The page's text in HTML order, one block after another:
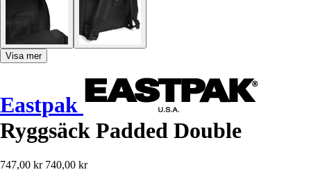
Visa mer
Eastpak
Ryggsäck Padded Double
747,00 kr 740,00 kr